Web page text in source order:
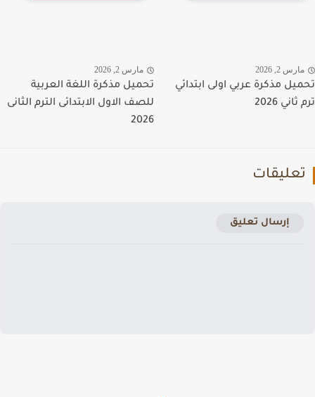
2, 2026
مذكرة عربي اولى ابتدائي
2026
مارس 2, 2026
تحميل مذكرة اللغة العربية
للصف الاول الابتدائى الترم الثانى
2026
إرسال تعليق